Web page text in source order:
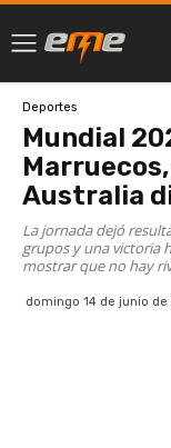
Deportes
Mundial
Australia
La jornada dejó
grupos y una victoria
mostrar que no hay
domingo 14 de junio